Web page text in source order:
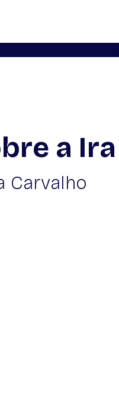
a
Carvalho